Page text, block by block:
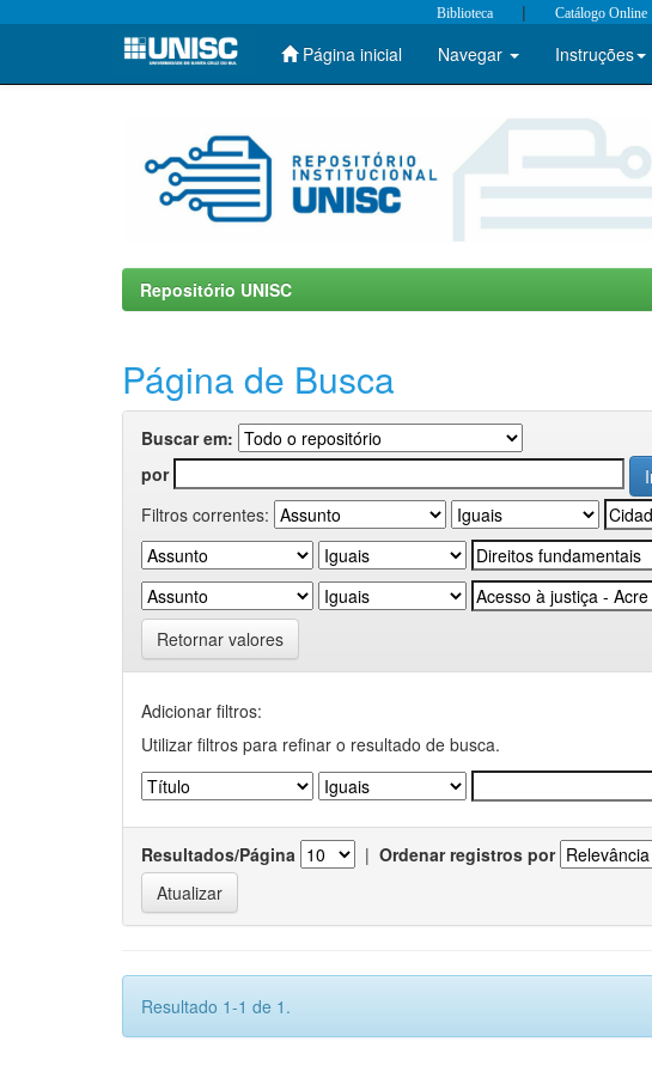
Skip
Biblioteca | Catálogo Online
Página inicial Navegar Instruções
Repositório UNISC
Página de Busca
Buscar em:
por
Filtros correntes:
Retornar valores
Adicionar filtros:
Utilizar filtros para refinar o resultado de busca.
Resultados/Página | Ordenar registros por
Resultado 1-1 de 1.